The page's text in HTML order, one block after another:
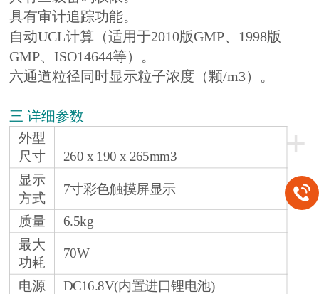
具有审计追踪功能。
自动UCL计算（适用于2010版GMP、1998版
GMP、ISO14644等）。
六通道粒径同时显示粒子浓度（颗/m3）。
三 详细参数
+
外型
尺寸
260 x 190 x 265mm3
显示
方式
7寸彩色触摸屏显示
质量
6.5kg
最大
功耗
70W
电源
DC16.8V(内置进口锂电池)